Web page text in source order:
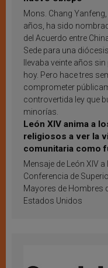
Mons. Chang
años, ha sido
del Acuerdo entre
Sede para una
llevaba veinte años
hoy. Pero hace tres
comprometer
controvertida ley que
minorías.
León XIV anima a
religiosos a ver la
comunitaria como
inspiración y
Mensaje de León XIV a
Conferencia de
Mayores de Hombres
Estados Unidos